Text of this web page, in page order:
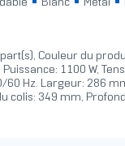
Blanc Métal
Couleur du
1100 W,
60 Hz. Largeur: 286
colis: 349 mm,